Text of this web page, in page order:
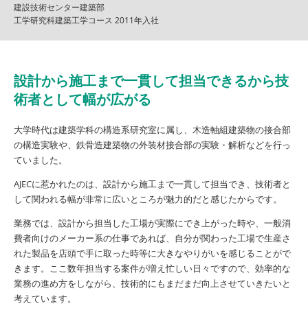
建設技術センター建築部
工学研究科建築工学コース 2011年入社
設計から施工まで一貫して担当できるから技
術者として幅が広がる
大学時代は建築学科の構造系研究室に属し、木造軸組建築物の接合部
の構造実験や、鉄骨造建築物の外装材接合部の実験・解析などを行っ
ていました。
AJECに惹かれたのは、設計から施工まで一貫して担当でき、技術者と
して関われる幅が非常に広いところが魅力的だと感じたからです。
業務では、設計から担当した工場が実際にでき上がった時や、一般消
費者向けのメーカー系の仕事であれば、自分が関わった工場で生産さ
れた製品を店頭で手に取った時等に大きなやりがいを感じることがで
きます。ここ数年担当する案件が増え忙しい日々ですので、効率的な
業務の進め方をしながら、技術的にもまだまだ向上させていきたいと
考えています。